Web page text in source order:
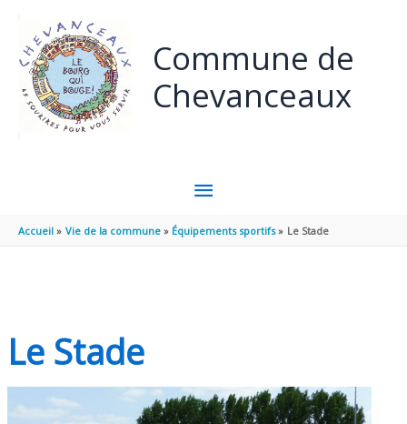
Commune de
Chevanceaux
MENU
PRINCIPAL
Accueil Vie de la commune Équipements sportifs Le Stade
Le Stade